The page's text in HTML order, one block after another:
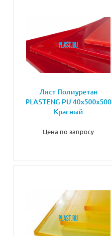
Лист Полиуретан
PLASTENG PU 40х500х500
Красный
Цена по запросу